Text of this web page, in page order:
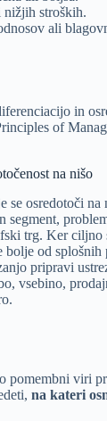
nižjih stroških.
ali
in
of
na nišo
se osredotoči na
segment,
trg. Ker ciljno
bolje od splošnih
pripravi
vsebino,
pomembni viri
na kateri